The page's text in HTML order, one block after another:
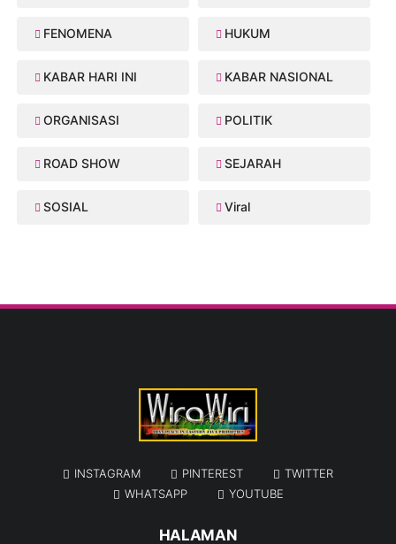
FENOMENA HUKUM
KABAR HARI INI KABAR NASIONAL
ORGANISASI POLITIK
ROAD SHOW SEJARAH
SOSIAL Viral
INSTAGRAM PINTEREST
TWITTER
WHATSAPP
YOUTUBE
HALAMAN